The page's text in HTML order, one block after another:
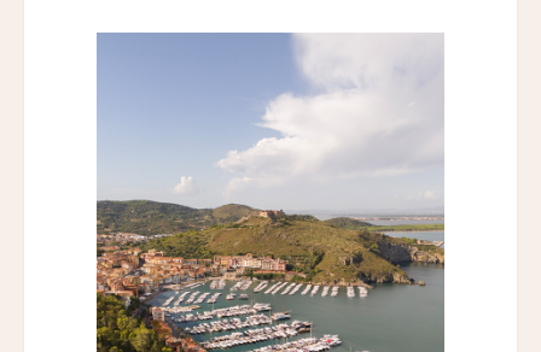
コンヴェント・フランチェスカーノ
パイン・ツリーズ・ホテル
Pine Trees Hotel
ウィンズローズ・バンガローズ
Winslow's Bungalows
ライトハウス・ホテル